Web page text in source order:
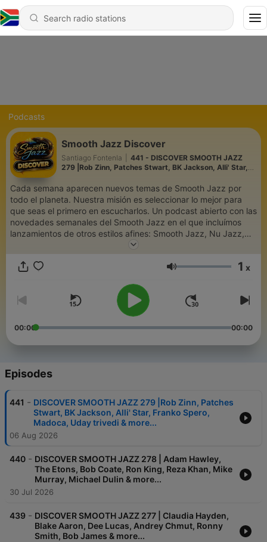
Podcasts
Smooth Jazz Discover
Santiago Fontenla
441 - DISCOVER SMOOTH JAZZ
279 |Rob Zinn, Patches Stwart, BK Jackson, Alli' Star,
Cada semana aparecen nuevos temas de Smooth Jazz por
todo el planeta. Nuestra misión es seleccionar lo mejor para
que seas el primero en escucharlos. Un podcast abierto con las
novedades semanales del Smooth Jazz en el que incluímos
lanzamientos de otros estilos afines: Smooth Jazz, Nu Jazz,
Neo Soul, Bossa, Acid Jazz, Jazz House... Discover, un
en 71 emisoras de radio. Podcast for demanding minorities.
Volume 1 x
00:00 00:00
Episodes
441 - DISCOVER SMOOTH JAZZ 279 |Rob Zinn, Patches
Stwart, BK Jackson, Alli' Star, Franko Spero,
Madoca, Uday trivedi & more...
06 Aug 2026
440 - DISCOVER SMOOTH JAZZ 278 | Adam Hawley,
The Etons, Bob Coate, Ron King, Reza Khan, Mike
Murray, Michael Dulin & more...
30 Jul 2026
439 - DISCOVER SMOOTH JAZZ 277 | Claudia Hayden,
Blake Aaron, Dee Lucas, Andrey Chmut, Ronny
Smith, Bob James & more...